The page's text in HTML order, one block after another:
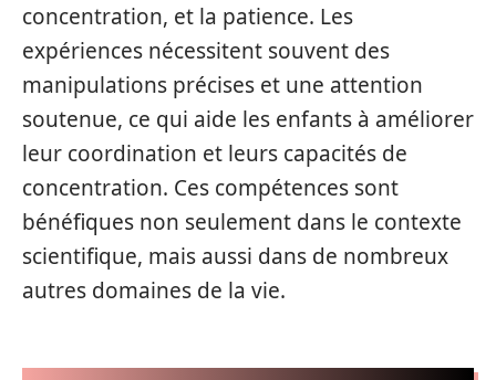
concentration, et la patience. Les
expériences nécessitent souvent des
manipulations précises et une attention
soutenue, ce qui aide les enfants à améliorer
leur coordination et leurs capacités de
concentration. Ces compétences sont
bénéfiques non seulement dans le contexte
scientifique, mais aussi dans de nombreux
autres domaines de la vie.